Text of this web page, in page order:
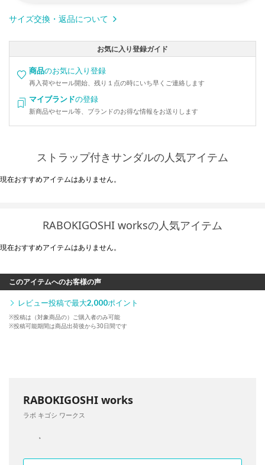
サイズ交換・返品について
お気に入り登録ガイド
商品のお気に入り登録
再入荷やセール開始、残り１点の時にいち早くご連絡します
マイブランドの登録
新商品やセール等、ブランドのお得な情報をお送りします
ストラップ付きサンダルの人気アイテム
現在おすすめアイテムはありません。
RABOKIGOSHI worksの人気アイテム
現在おすすめアイテムはありません。
このアイテムへのお客様の声
レビュー投稿で最大2,000ポイント
※投稿は（対象商品の）ご購入者のみ可能
※投稿可能期間は商品出荷後から30日間です
RABOKIGOSHI works
ラボ キゴシ ワークス